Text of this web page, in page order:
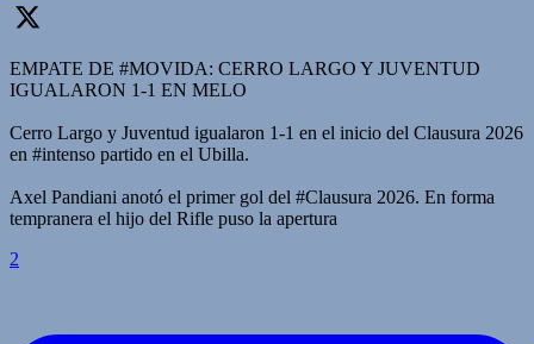
EMPATE DE #MOVIDA: CERRO LARGO Y JUVENTUD
IGUALARON 1-1 EN MELO
Cerro Largo y Juventud igualaron 1-1 en el inicio del Clausura 2026
en #intenso partido en el Ubilla.
Axel Pandiani anotó el primer gol del #Clausura 2026. En forma
tempranera el hijo del Rifle puso la apertura
2